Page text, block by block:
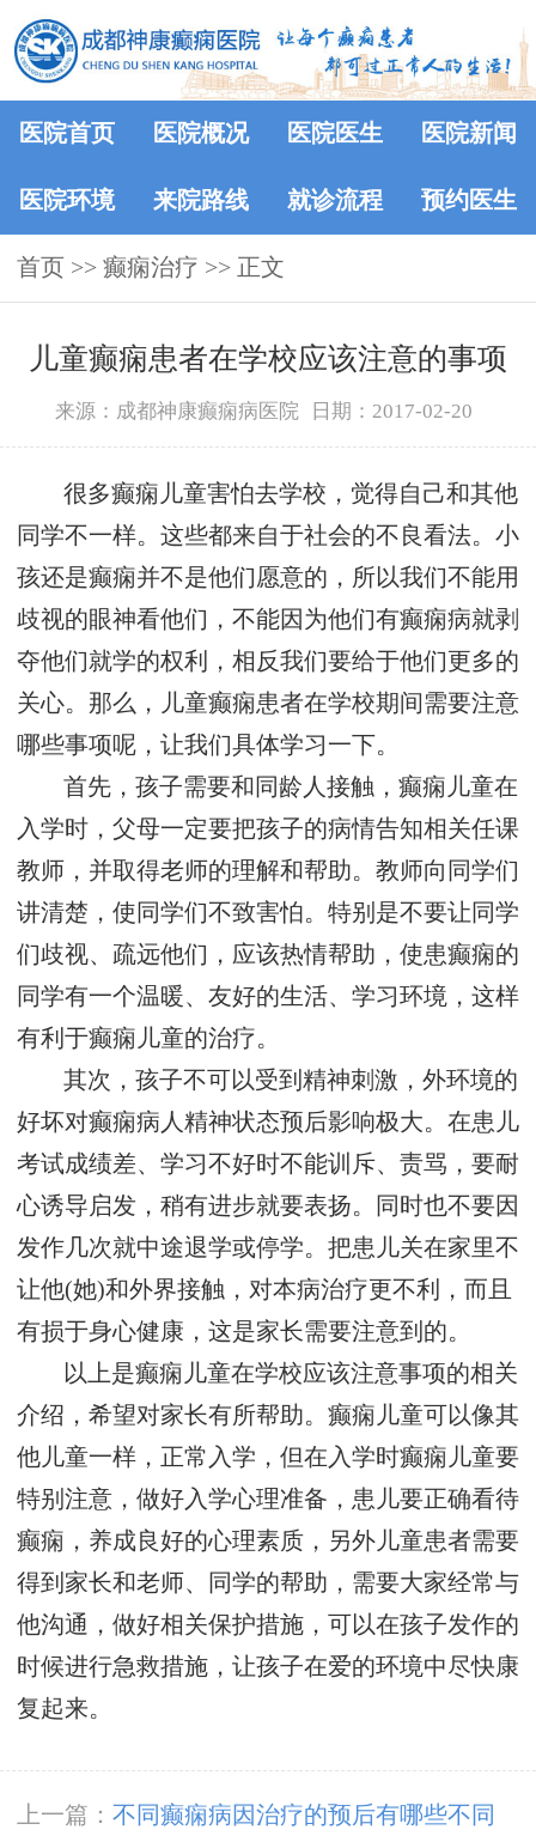
医院首页 医院概况 医院医生 医院新闻
医院环境 来院路线 就诊流程 预约医生
首页 >> 癫痫治疗 >> 正文
儿童癫痫患者在学校应该注意的事项
来源：成都神康癫痫病医院 日期：2017-02-20
很多癫痫儿童害怕去学校，觉得自己和其他
同学不一样。这些都来自于社会的不良看法。小
孩还是癫痫并不是他们愿意的，所以我们不能用
歧视的眼神看他们，不能因为他们有癫痫病就剥
夺他们就学的权利，相反我们要给于他们更多的
关心。那么，儿童癫痫患者在学校期间需要注意
哪些事项呢，让我们具体学习一下。
首先，孩子需要和同龄人接触，癫痫儿童在
入学时，父母一定要把孩子的病情告知相关任课
教师，并取得老师的理解和帮助。教师向同学们
讲清楚，使同学们不致害怕。特别是不要让同学
们歧视、疏远他们，应该热情帮助，使患癫痫的
同学有一个温暖、友好的生活、学习环境，这样
有利于癫痫儿童的治疗。
其次，孩子不可以受到精神刺激，外环境的
好坏对癫痫病人精神状态预后影响极大。在患儿
考试成绩差、学习不好时不能训斥、责骂，要耐
心诱导启发，稍有进步就要表扬。同时也不要因
发作几次就中途退学或停学。把患儿关在家里不
让他(她)和外界接触，对本病治疗更不利，而且
有损于身心健康，这是家长需要注意到的。
以上是癫痫儿童在学校应该注意事项的相关
介绍，希望对家长有所帮助。癫痫儿童可以像其
他儿童一样，正常入学，但在入学时癫痫儿童要
特别注意，做好入学心理准备，患儿要正确看待
癫痫，养成良好的心理素质，另外儿童患者需要
得到家长和老师、同学的帮助，需要大家经常与
他沟通，做好相关保护措施，可以在孩子发作的
时候进行急救措施，让孩子在爱的环境中尽快康
复起来。
上一篇： 不同癫痫病因治疗的预后有哪些不同